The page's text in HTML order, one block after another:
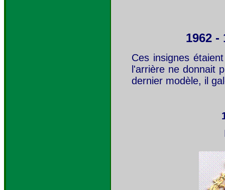
1962 -
Ces insignes
l'arrière ne donnait
dernier modèle, il